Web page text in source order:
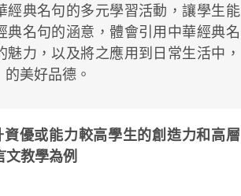
經典名句的多元學習活動，讓學生能
典名句的涵意，體會引用中華經典名
魅力，以及將之應用到日常生活中，
美好品德。
優或能力較高學生的創造力和高層
教學為例